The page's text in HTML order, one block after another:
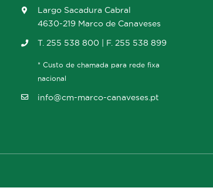
Largo Sacadura Cabral
4630-219 Marco de Canaveses
T. 255 538 800 | F. 255 538 899
* Custo de chamada para rede fixa
nacional
info@cm-marco-canaveses.pt